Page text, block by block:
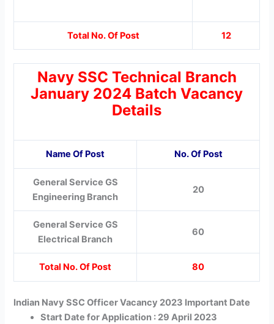
Total No. Of Post 12
Navy SSC Technical Branch
January 2024 Batch Vacancy
Details
Name Of Post No. Of Post
General Service GS
Engineering Branch
20
General Service GS
Electrical Branch
60
Total No. Of Post 80
Indian Navy SSC Officer Vacancy 2023 Important Date
Start Date for Application : 29 April 2023